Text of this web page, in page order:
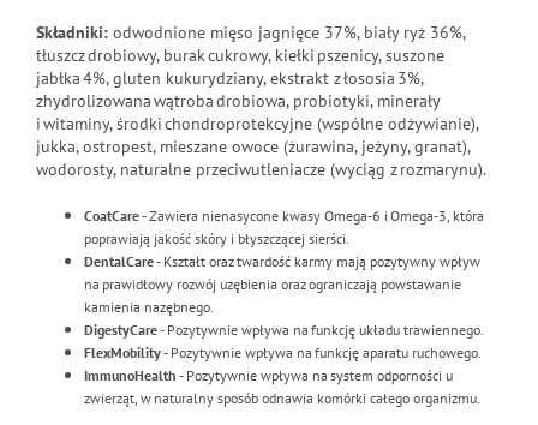
Składniki: odwodnione mięso jagnięce 37%, biały ryż 36%,
tłuszcz drobiowy, burak cukrowy, kiełki pszenicy, suszone
jabłka 4%, gluten kukurydziany, ekstrakt z łososia 3%,
zhydrolizowana wątroba drobiowa, probiotyki, minerały
i witaminy, środki chondroprotekcyjne (wspólne odżywianie),
jukka, ostropest, mieszane owoce (żurawina, jeżyny, granat),
wodorosty, naturalne przeciwutleniacze (wyciąg z rozmarynu).
CoatCare- Zawiera nienasycone kwasy Omega-6 i Omega-3, która
poprawiają jakość skóry i błyszczącej sierści.
DentalCare- Kształt oraz twardość karmy mają pozytywny wpływ
na prawidłowy rozwój uzębienia oraz ograniczają powstawanie
kamienia nazębnego.
DigestyCare- Pozytywnie wpływa na funkcję układu trawiennego.
FlexMobility- Pozytywnie wpływa na funkcję aparatu ruchowego.
ImmunoHealth - Pozytywnie wpływa na system odporności u
zwierząt, w naturalny sposób odnawia komórki całego organizmu.